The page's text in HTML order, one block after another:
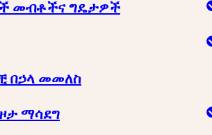
መብቶችና ግዴታዎች
በኃላ መመለስ
ማሳደግ